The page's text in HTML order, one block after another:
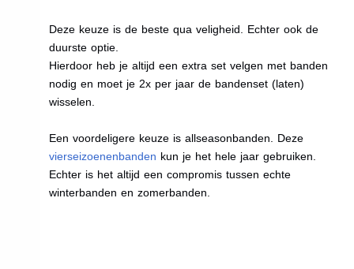
Deze keuze is de beste qua veligheid. Echter ook de
duurste optie.
Hierdoor heb je altijd een extra set velgen met banden
nodig en moet je 2x per jaar de bandenset (laten)
wisselen.
Een voordeligere keuze is allseasonbanden. Deze
vierseizoenenbanden kun je het hele jaar gebruiken.
Echter is het altijd een compromis tussen echte
winterbanden en zomerbanden.